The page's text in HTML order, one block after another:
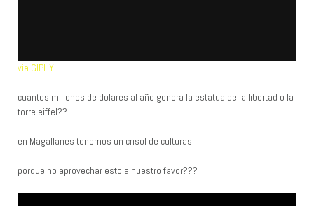
via GIPHY
cuantos millones de dolares al año genera la estatua de la libertad o la
torre eiffel??
en Magallanes tenemos un crisol de culturas
porque no aprovechar esto a nuestro favor???